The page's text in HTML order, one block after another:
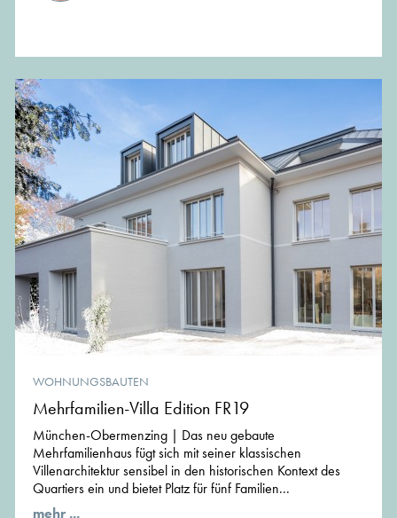
WOHNUNGSBAUTEN
Mehrfamilien-Villa Edition FR19
München-Obermenzing | Das neu gebaute
Mehrfamilienhaus fügt sich mit seiner klassischen
Villenarchitektur sensibel in den historischen Kontext des
Quartiers ein und bietet Platz für fünf Familien...
mehr ...